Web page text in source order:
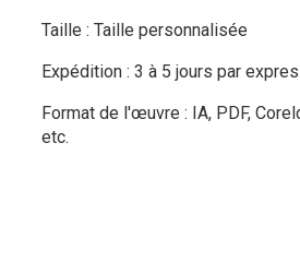
Taille : Taille personnalisée
Expédition : 3 à 5 jours par
Format de l'œuvre : IA, PDF,
etc.